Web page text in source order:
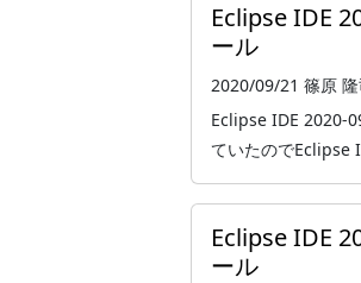
Eclipse IDE
ール
2020/09/21 篠原 隆
Eclipse IDE 2020-
ていたのでEclipse
Eclipse IDE
ール